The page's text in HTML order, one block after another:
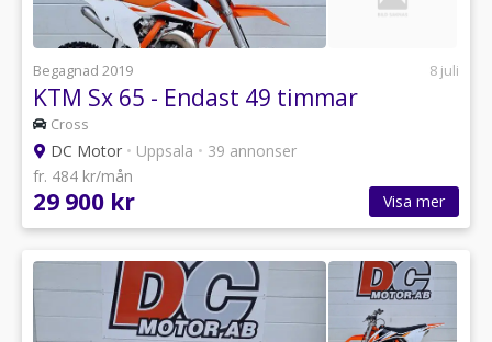
Begagnad 2019 8 juli
KTM Sx 65 - Endast 49 timmar
Cross
DC Motor • Uppsala • 39 annonser
fr. 484 kr/mån
29 900 kr Visa mer